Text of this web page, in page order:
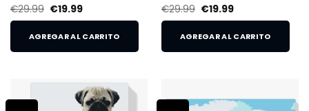
€29.99 €19.99
AGREGAR AL CARRITO
€29.99 €19.99
AGREGAR AL CARRITO